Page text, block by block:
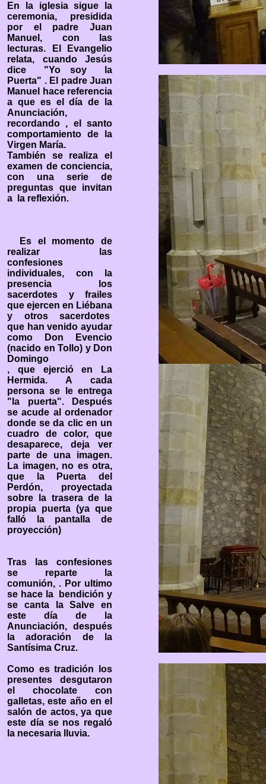
En la iglesia sigue la
ceremonia, presidida
por el padre Juan
Manuel, con las
lecturas.
El Evangelio
relata, cuando Jesús
dice "Yo soy la
Puerta" . El padre Juan
Manuel hace referencia
a que es el día de la
Anunciación,
recordando , el santo
comportamiento de la
Virgen María.
También se realiza el
examen de conciencia,
con una serie de
preguntas que invitan
a la reflexión.
Es el momento de
realizar las
confesiones
individuales, con la
presencia los
sacerdotes y frailes
que ejercen en Liébana
y otros sacerdotes
que han venido ayudar
como Don Evencio
(nacido en Tollo) y Don
Domingo
, que ejerció en La
Hermida. A cada
persona se le entrega
"la puerta". Después
se acude al ordenador
donde se da clic en un
cuadro de color, que
desaparece, deja ver
parte de una imagen.
La imagen, no es otra,
que la Puerta del
Perdón, proyectada
sobre la trasera de la
propia puerta (ya que
falló la pantalla de
proyección)
Tras las confesiones
se reparte la
comunión, . Por ultimo
se hace la bendición y
se canta la Salve en
este día de la
Anunciación, después
la adoración de la
Santísima Cruz.
Como es tradición los
presentes desgutaron
el chocolate con
galletas, este año en el
salón de actos, ya que
este día se nos regaló
la necesaria lluvia.